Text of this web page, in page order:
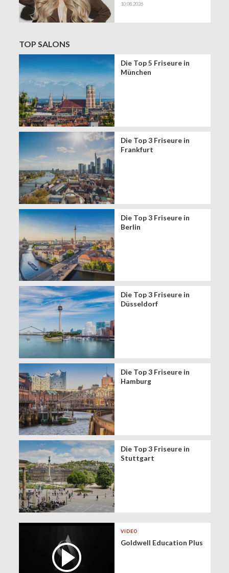
10.08.2026
TOP SALONS
Die Top 5 Friseure in
München
Die Top 3 Friseure in
Frankfurt
Die Top 3 Friseure in
Berlin
Die Top 3 Friseure in
Düsseldorf
Die Top 3 Friseure in
Hamburg
Die Top 3 Friseure in
Stuttgart
VIDEO
Goldwell Education Plus